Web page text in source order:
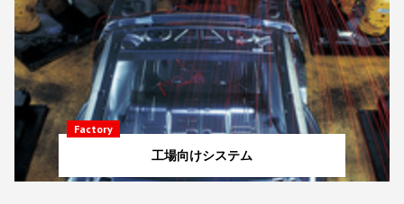
Factory
工場向けシステム